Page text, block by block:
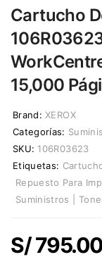
Cartucho
15,000
Brand: XEROX
Categorías:
SKU: 106R03623
Etiquetas:
Repuesto Para
Suministros |
S/